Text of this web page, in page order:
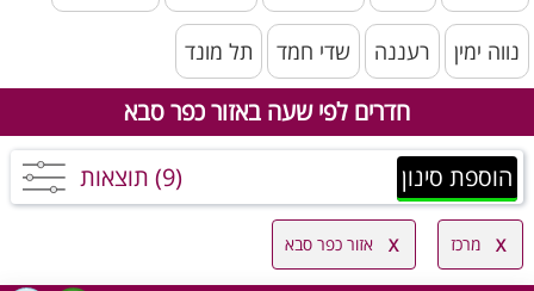
נווה ימין רעננה שדי חמד תל מונד
חדרים לפי שעה באזור כפר סבא
הוספת סינון (9) תוצאות
מרכז אזור כפר סבא